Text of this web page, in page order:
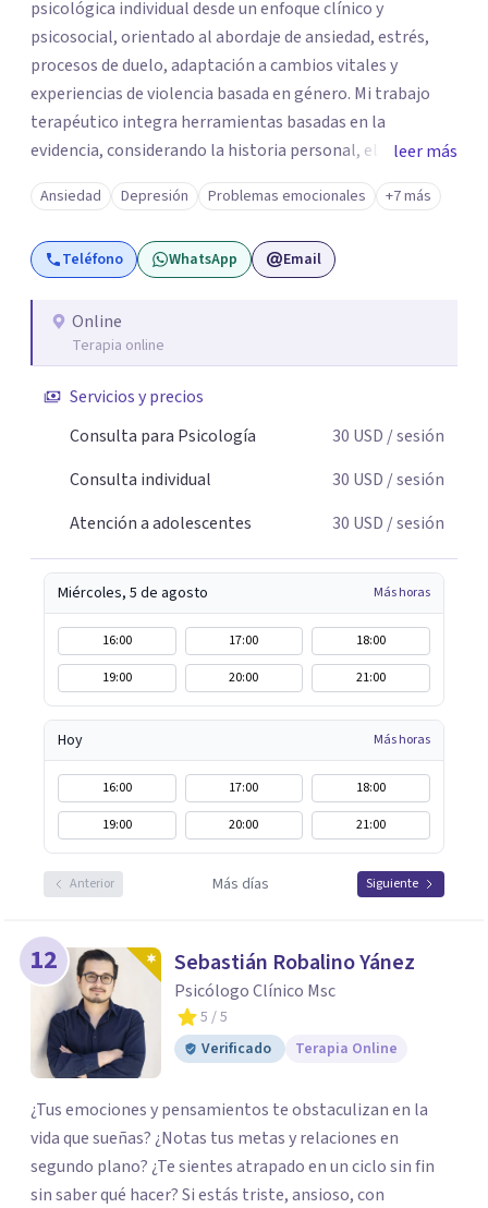
psicológica individual desde un enfoque clínico y
psicosocial, orientado al abordaje de ansiedad, estrés,
procesos de duelo, adaptación a cambios vitales y
experiencias de violencia basada en género. Mi trabajo
terapéutico integra herramientas basadas en la
evidencia, considerando la historia personal, el contexto
social y cultural de cada paciente. Ofrezco un espacio
profesional, ético y confidencial enfocado en la
comprensión emocional, el fortalecimiento de
habilidades de afrontamiento y la mejora del bienestar
leer más
Ansiedad Depresión Problemas emocionales +7 más
Teléfono WhatsApp Email
Online
Terapia online
Servicios y precios
Consulta para Psicología
30 USD / sesión
Consulta individual
30 USD / sesión
Atención a adolescentes
30 USD / sesión
Miércoles, 5 de agosto Más horas
16:00 17:00
18:00
19:00
20:00 21:00
Hoy Más horas
16:00 17:00
18:00
19:00
20:00 21:00
Anterior Más días Siguiente
12 Sebastián Robalino Yánez
Psicólogo Clínico Msc
5 / 5
Verificado
Terapia Online
¿Tus emociones y pensamientos te obstaculizan en la
vida que sueñas? ¿Notas tus metas y relaciones en
segundo plano? ¿Te sientes atrapado en un ciclo sin fin
sin saber qué hacer? Si estás triste, ansioso, con